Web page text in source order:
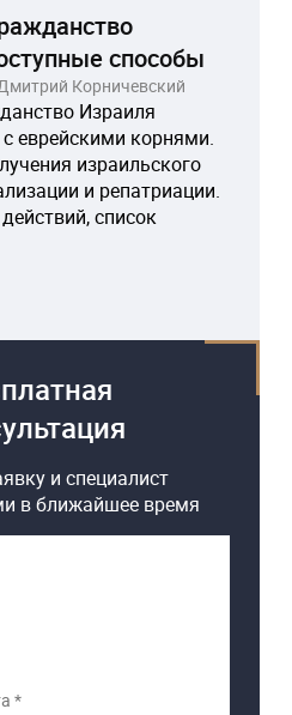
способы
Корничевский
Израиля
еврейскими корнями.
израильского
и репатриации.
список
и специалист
в ближайшее время